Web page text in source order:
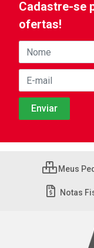
Cadastre-se
ofertas!
Meus
Notas